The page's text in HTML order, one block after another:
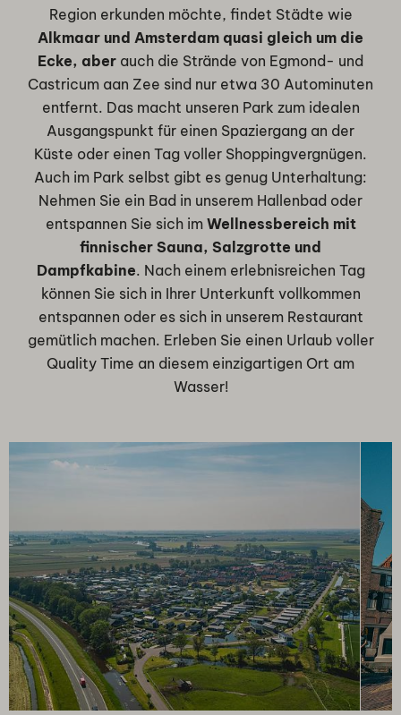
Region erkunden möchte, findet Städte wie
Alkmaar und Amsterdam quasi gleich um die
Ecke, aber auch die Strände von Egmond- und
Castricum aan Zee sind nur etwa 30 Autominuten
entfernt. Das macht unseren Park zum idealen
Ausgangspunkt für einen Spaziergang an der
Küste oder einen Tag voller Shoppingvergnügen.
Auch im Park selbst gibt es genug Unterhaltung:
Nehmen Sie ein Bad in unserem Hallenbad oder
entspannen Sie sich im Wellnessbereich mit
finnischer Sauna, Salzgrotte und
Dampfkabine. Nach einem erlebnisreichen Tag
können Sie sich in Ihrer Unterkunft vollkommen
entspannen oder es sich in unserem Restaurant
gemütlich machen. Erleben Sie einen Urlaub voller
Quality Time an diesem einzigartigen Ort am
Wasser!